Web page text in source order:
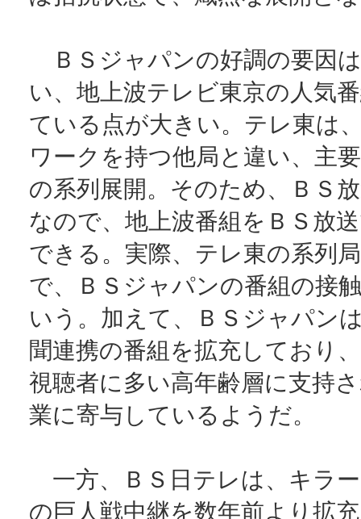
ＢＳジャパンの好調の要因
い、地上波テレビ東京の人気
ている点が大きい。テレ東は
ワークを持つ他局と違い、主
の系列展開。そのため、ＢＳ
なので、地上波番組をＢＳ放
できる。実際、テレ東の系列
で、ＢＳジャパンの番組の接
いう。加えて、ＢＳジャパン
聞連携の番組を拡充しており
視聴者に多い高年齢層に支持
業に寄与しているようだ。
一方、ＢＳ日テレは、キラ
の巨人戦中継を数年前より拡